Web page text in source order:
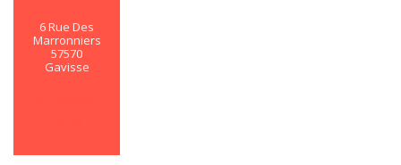
6 Rue Des
Marronniers
57570
Gavisse